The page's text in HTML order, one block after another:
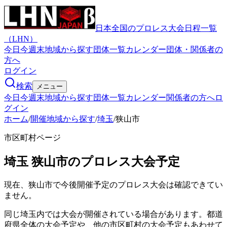
日本全国のプロレス大会日程一覧
（LHN）
今日 今週末地域から探す団体一覧カレンダー団体・関係者の
方へ
ログイン
検索
メニュー
今日 今週末地域から探す団体一覧カレンダー関係者の方へロ
グイン
ホーム/開催地域から探す/埼玉/狭山市
市区町村ページ
埼玉 狭山市のプロレス大会予定
現在、狭山市で今後開催予定のプロレス大会は確認できてい
ません。
同じ埼玉内では大会が開催されている場合があります。都道
府県全体の大会予定や、他の市区町村の大会予定もあわせて